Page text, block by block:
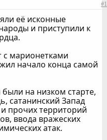
#1
её исконные
и приступили к
с марионетками
начало конца самой
на низком старте,
сатанинский Запад
прочих территорий
ввода вражеских
атак.